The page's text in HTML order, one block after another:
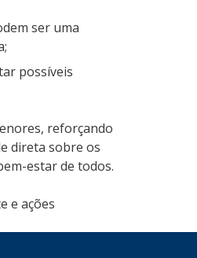
ser uma
possíveis
reforçando
direta sobre os
estar de todos.
e ações